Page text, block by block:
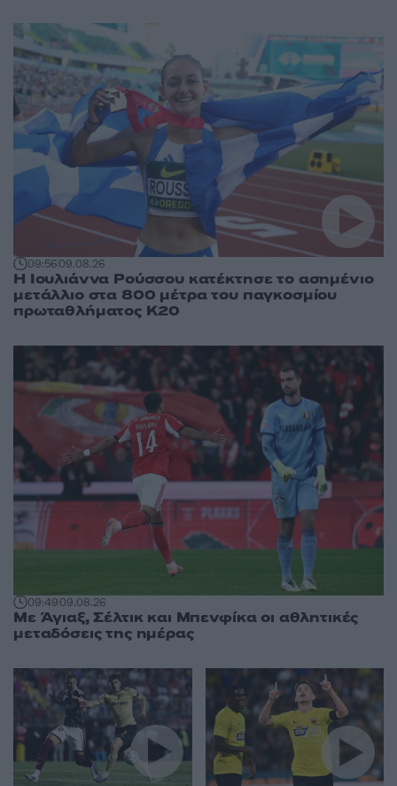
09:5609.08.26
Η Ιουλιάννα Ρούσσου κατέκτησε το ασημένιο
μετάλλιο στα 800 μέτρα του παγκοσμίου
πρωταθλήματος Κ20
09:4909.08.26
Με Άγιαξ, Σέλτικ και Μπενφίκα οι αθλητικές
μεταδόσεις της ημέρας